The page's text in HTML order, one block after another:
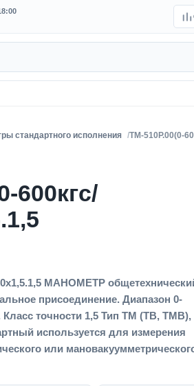
стандартного исполнения ТМ-510Р.00(0-
600кгс/
МАНОМЕТР
присоединение. Диапазон 0-
Класс точности 1,5 Тип ТМ (ТВ, ТМВ),
используется для измерения
или